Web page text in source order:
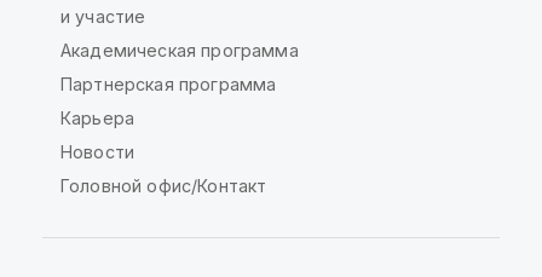
и участие
Академическая программа
Партнерская программа
Карьера
Новости
Головной офис/Контакт